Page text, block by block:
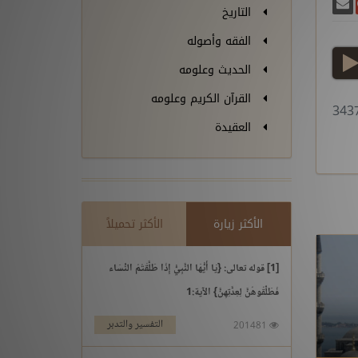
التاريخ
الفقه وأصوله
الحديث وعلومه
القرآن الكريم وعلومه
العقيدة
الأكثر زيارة الأكثر تحميلاً
[1] قوله تعالى: {يَا أَيُّهَا النَّبِيُّ إِذَا طَلَّقْتُمُ النِّسَاء
فَطَلِّقُوهُنَّ لِعِدَّتِهِنَّ} الآية:1
التفسير والتدبر